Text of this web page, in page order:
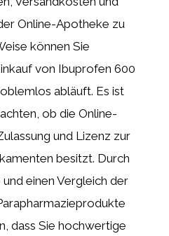
Online-Apotheke zu
können Sie
von Ibuprofen 600
abläuft. Es ist
ob die Online-
und Lizenz zur
besitzt. Durch
einen Vergleich der
dass Sie hochwertige